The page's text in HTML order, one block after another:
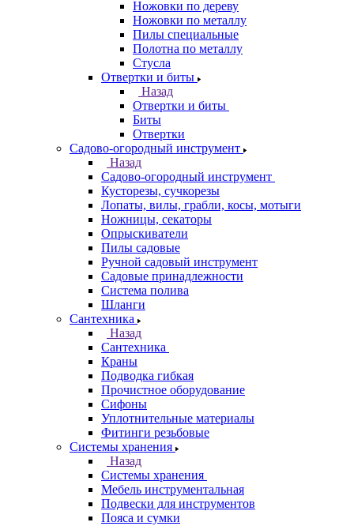
Ножовки по дереву
Ножовки по металлу
Пилы специальные
Полотна по металлу
Стусла
Отвертки и биты
Назад
Отвертки и биты
Биты
Отвертки
Садово-огородный инструмент
Назад
Садово-огородный инструмент
Кусторезы, сучкорезы
Лопаты, вилы, грабли, косы, мотыги
Ножницы, секаторы
Опрыскиватели
Пилы садовые
Ручной садовый инструмент
Садовые принадлежности
Система полива
Шланги
Сантехника
Назад
Сантехника
Краны
Подводка гибкая
Прочистное оборудование
Сифоны
Уплотнительные материалы
Фитинги резьбовые
Системы хранения
Назад
Системы хранения
Мебель инструментальная
Подвески для инструментов
Пояса и сумки